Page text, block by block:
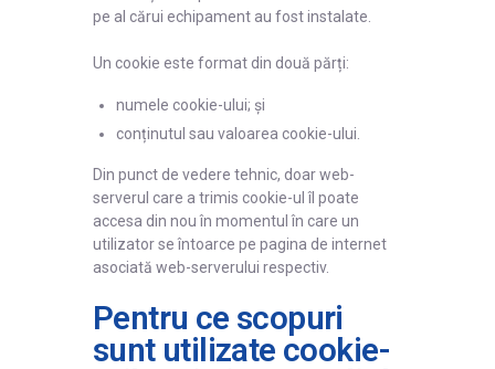
pe al cărui echipament au fost instalate.
Un cookie este format din două părți:
numele cookie-ului; și
conținutul sau valoarea cookie-ului.
Din punct de vedere tehnic, doar web-
serverul care a trimis cookie-ul îl poate
accesa din nou în momentul în care un
utilizator se întoarce pe pagina de internet
asociată web-serverului respectiv.
Pentru ce scopuri
sunt utilizate cookie-